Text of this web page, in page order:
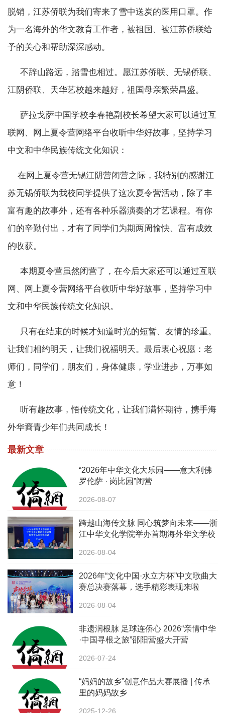
脱销，江苏侨联为我们寄来了雪中送炭的医用口罩。作
为一名海外的华文教育工作者，被祖国、被江苏侨联给
予的关心和帮助深深感动。
不辞山路远，踏雪也相过。愿江苏侨联、无锡侨联、
江阴侨联、天华艺校越来越好，祖国母亲繁荣昌盛。
萨拉戈萨中国学校李春艳副校长希望大家可以通过互
联网、网上夏令营网络平台收听中华好故事，坚持学习
中文和中华民族传统文化知识：
在网上夏令营无锡江阴营闭营之际，我特别的感谢江
苏无锡侨联为我校同学提供了这次夏令营活动，除了丰
富有趣的故事外，还有各种乐器演奏的才艺课程。有你
们的辛勤付出，才有了同学们为期两周愉快、富有成效
的收获。
本期夏令营虽然闭营了，在今后大家还可以通过互联
网、网上夏令营网络平台收听中华好故事，坚持学习中
文和中华民族传统文化知识。
只有在结束的时候才知道时光的短暂、友情的珍重。
让我们相约明天，让我们祝福明天。最后衷心祝愿：老
师们，同学们，朋友们，身体健康，学业进步，万事如
意！
听有趣故事，悟传统文化，让我们满怀期待，携手海
外华裔青少年们共同成长！
最新文章
“2026年中华文化大乐园——意大利佛
罗伦萨 · 岗比园”闭营
2026-08-07
跨越山海传文脉 同心筑梦向未来——浙
江中华文化学院举办首期海外华文学校
2026-08-04
2026年“文化中国·水立方杯”中文歌曲大
赛总决赛落幕，选手精彩表现来啦
2026-08-04
非遗润根脉 足球连侨心 2026“亲情中华
·中国寻根之旅”邵阳营盛大开营
2026-07-24
“妈妈的故乡”创意作品大赛展播 | 传承
里的妈妈故乡
2025-12-26